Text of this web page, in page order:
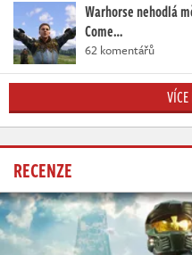
Warhorse nehodlá
Come…
62 komentářů
RECENZE